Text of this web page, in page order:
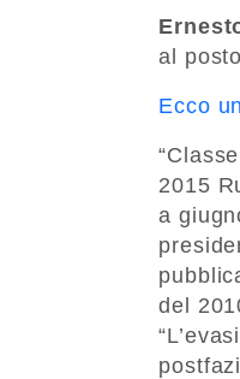
al
Ecco
2015
a
del